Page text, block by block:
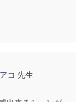
コ 先生